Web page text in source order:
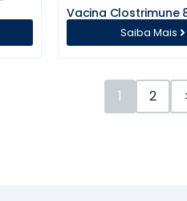
Saiba Mais
Vacina Clostrimune
1 2